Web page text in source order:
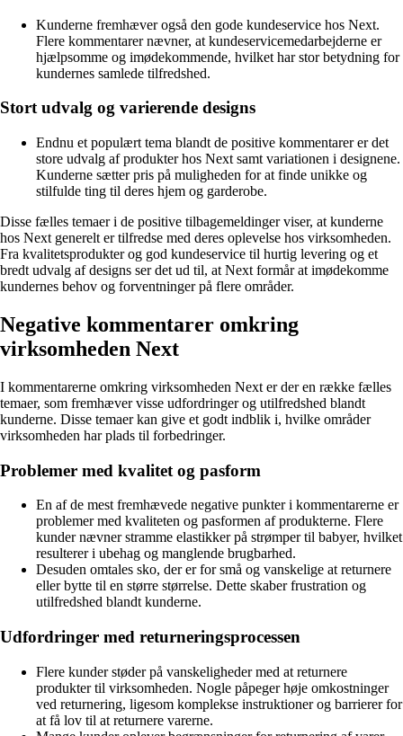
Kunderne fremhæver også den gode kundeservice hos Next.
Flere kommentarer nævner, at kundeservicemedarbejderne er
hjælpsomme og imødekommende, hvilket har stor betydning for
kundernes samlede tilfredshed.
Stort udvalg og varierende designs
Endnu et populært tema blandt de positive kommentarer er det
store udvalg af produkter hos Next samt variationen i designene.
Kunderne sætter pris på muligheden for at finde unikke og
stilfulde ting til deres hjem og garderobe.
Disse fælles temaer i de positive tilbagemeldinger viser, at kunderne
hos Next generelt er tilfredse med deres oplevelse hos virksomheden.
Fra kvalitetsprodukter og god kundeservice til hurtig levering og et
bredt udvalg af designs ser det ud til, at Next formår at imødekomme
kundernes behov og forventninger på flere områder.
Negative kommentarer omkring
virksomheden Next
I kommentarerne omkring virksomheden Next er der en række fælles
temaer, som fremhæver visse udfordringer og utilfredshed blandt
kunderne. Disse temaer kan give et godt indblik i, hvilke områder
virksomheden har plads til forbedringer.
Problemer med kvalitet og pasform
En af de mest fremhævede negative punkter i kommentarerne er
problemer med kvaliteten og pasformen af produkterne. Flere
kunder nævner stramme elastikker på strømper til babyer, hvilket
resulterer i ubehag og manglende brugbarhed.
Desuden omtales sko, der er for små og vanskelige at returnere
eller bytte til en større størrelse. Dette skaber frustration og
utilfredshed blandt kunderne.
Udfordringer med returneringsprocessen
Flere kunder støder på vanskeligheder med at returnere
produkter til virksomheden. Nogle påpeger høje omkostninger
ved returnering, ligesom komplekse instruktioner og barrierer for
at få lov til at returnere varerne.